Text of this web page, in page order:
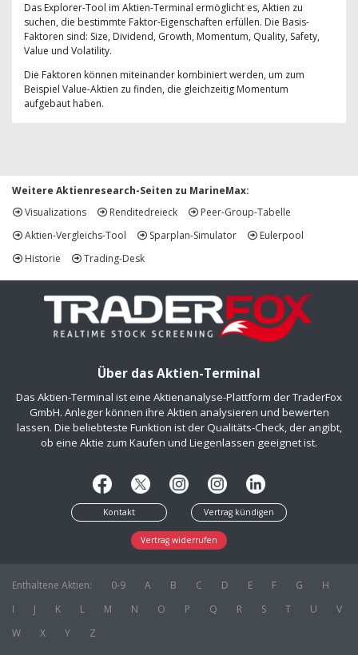
Das Explorer-Tool im Aktien-Terminal ermöglicht es, Aktien zu
suchen, die bestimmte Faktor-Eigenschaften erfüllen. Die Basis-
Faktoren sind: Size, Dividend, Growth, Momentum, Quality, Safety,
Value und Volatility.
Die Faktoren können miteinander kombiniert werden, um zum
Beispiel Value-Aktien zu finden, die gleichzeitig Momentum
aufgebaut haben.
Weitere Aktienresearch-Seiten zu MarineMax:
Visualizations
Renditedreieck
Peer-Group-Tabelle
Aktien-Vergleichs-Tool
Sparplan-Simulator
Eulerpool
Historie
Trading-Desk
Über das Aktien-Terminal
Das Aktien-Terminal ist eine Aktienanalyse-Plattform der TraderFox
GmbH. Anleger können ihre Aktien analysieren und bewerten
lassen. Die beliebteste Funktion ist der Qualitäts-Check, der angibt,
ob eine Aktie zum Kaufen und Liegenlassen geeignet ist.
Kontakt Vertrag kündigen
Vertrag widerrufen
Enthaltene Aktien: 0-9 A B C D E F G
H
I
J K L M N O P Q R S T U
V
W
X Y Z